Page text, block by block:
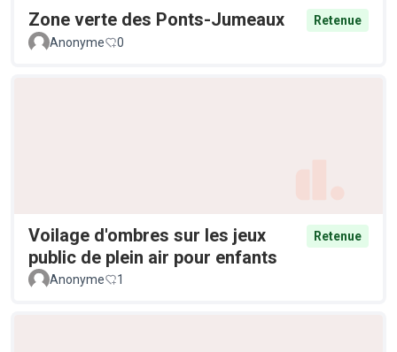
Zone verte des Ponts-Jumeaux
Retenue
Anonyme
0
Voilage d'ombres sur les jeux
public de plein air pour enfants
Retenue
Anonyme 1